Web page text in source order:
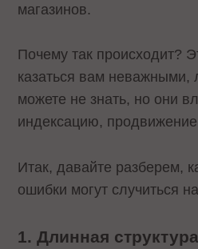
магазинов.
Почему так происходит?
казаться вам неважными,
можете не знать, но они
индексацию,
Итак, давайте разберем,
ошибки могут случиться
1. Длинная